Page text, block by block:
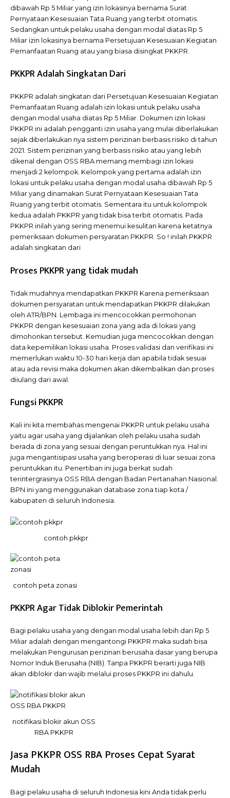
dibawah Rp 5 Miliar yang izin lokasinya bernama Surat
Pernyataan Kesesuaian Tata Ruang yang terbit otomatis.
Sedangkan untuk pelaku usaha dengan modal diatas Rp 5
Miliar izin lokasinya bernama Persetujuan Kesesuaian Kegiatan
Pemanfaatan Ruang atau yang biasa disingkat PKKPR.
PKKPR Adalah Singkatan Dari
PKKPR adalah singkatan dari Persetujuan Kesesuaian Kegiatan
Pemanfaatan Ruang adalah izin lokasi untuk pelaku usaha
dengan modal usaha diatas Rp 5 Miliar. Dokumen izin lokasi
PKKPR ini adalah pengganti izin usaha yang mulai diberlakukan
sejak diberlakukan nya sistem perizinan berbasis risiko di tahun
2021. Sistem perizinan yang berbasis risiko atau yang lebih
dikenal dengan OSS RBA memang membagi izin lokasi
menjadi 2 kelompok. Kelompok yang pertama adalah izin
lokasi untuk pelaku usaha dengan modal usaha dibawah Rp 5
Miliar yang dinamakan Surat Pernyataan Kesesuaian Tata
Ruang yang terbit otomatis. Sementara itu untuk kolompok
kedua adalah PKKPR yang tidak bisa terbit otomatis. Pada
PKKPR inilah yang sering menemui kesulitan karena ketatnya
pemeriksaan dokumen persyaratan PKKPR. So ! inilah PKKPR
adalah singkatan dari
Proses PKKPR yang tidak mudah
Tidak mudahnya mendapatkan PKKPR Karena pemeriksaan
dokumen persyaratan untuk mendapatkan PKKPR dilakukan
oleh ATR/BPN. Lembaga ini mencocokkan permohonan
PKKPR dengan kesesuaian zona yang ada di lokasi yang
dimohonkan tersebut. Kemudian juga mencocokkan dengan
data kepemilikan lokasi usaha. Proses validasi dan verifikasi ini
memerlukan waktu 10-30 hari kerja dan apabila tidak sesuai
atau ada revisi maka dokumen akan dikembalikan dan proses
diiulang dari awal.
Fungsi PKKPR
Kali ini kita membahas mengenai PKKPR untuk pelaku usaha
yaitu agar usaha yang dijalankan oleh pelaku usaha sudah
berada di zona yang sesuai dengan peruntukkan nya. Hal ini
juga mengantisipasi usaha yang beroperasi di luar sesuai zona
peruntukkan itu. Penertiban ini juga berkat sudah
terintergrasinya OSS RBA dengan Badan Pertanahan Nasional.
BPN ini yang menggunakan database zona tiap kota /
kabupaten di seluruh Indonesia.
contoh pkkpr
contoh peta zonasi
PKKPR Agar Tidak Diblokir Pemerintah
Bagi pelaku usaha yang dengan modal usaha lebih dari Rp 5
Miliar adalah dengan mengantongi PKKPR maka sudah bisa
melakukan Pengurusan perizinan berusaha dasar yang berupa
Nomor Induk Berusaha (NIB). Tanpa PKKPR berarti juga NIB
akan diblokir dan wajib melalui proses PKKPR ini dahulu.
notifikasi blokir akun OSS
RBA PKKPR
Jasa PKKPR OSS RBA Proses Cepat Syarat
Mudah
Bagi pelaku usaha di seluruh Indonesia kini Anda tidak perlu